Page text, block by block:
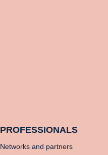
PROFESSIONALS
Networks and partners